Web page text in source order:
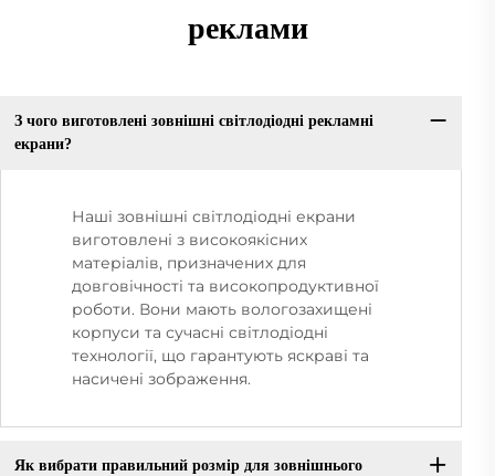
реклами
З чого виготовлені зовнішні світлодіодні рекламні
екрани?
Наші зовнішні світлодіодні екрани
виготовлені з високоякісних
матеріалів, призначених для
довговічності та високопродуктивної
роботи. Вони мають вологозахищені
корпуси та сучасні світлодіодні
технології, що гарантують яскраві та
насичені зображення.
Як вибрати правильний розмір для зовнішнього